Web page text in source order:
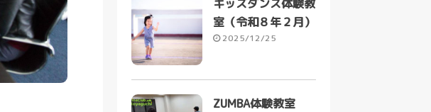
キッズダンス体験教
室（令和８年２月）
2025/12/25
ZUMBA体験教室